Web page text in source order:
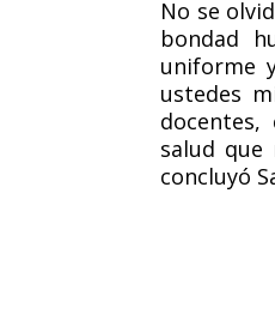
No se
bondad
uniforme
ustedes
salud que
concluyó